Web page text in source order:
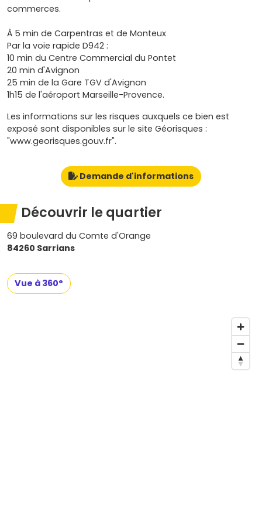
commerces.
À 5 min de Carpentras et de Monteux
Par la voie rapide D942 :
10 min du Centre Commercial du Pontet
20 min d'Avignon
25 min de la Gare TGV d'Avignon
1h15 de l'aéroport Marseille-Provence.
Les informations sur les risques auxquels ce bien est
exposé sont disponibles sur le site Géorisques :
"www.georisques.gouv.fr".
Demande d'informations
Découvrir le quartier
69 boulevard du Comte d'Orange
84260 Sarrians
Vue à 360°